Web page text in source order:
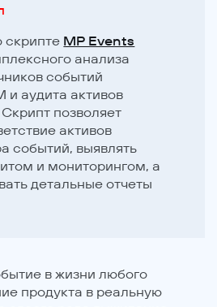
скрипте MP Events
анализа
событий
и аудита активов
позволяет
активов
событий, выявлять
и мониторингом, а
детальные отчеты
в жизни любого
продукта в реальную